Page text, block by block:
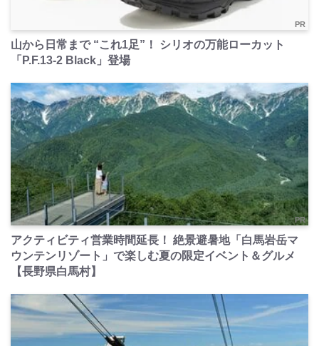
PR
山から日常まで “これ1足”！ シリオの万能ローカット
「P.F.13-2 Black」登場
PR
アクティビティ営業時間延長！ 絶景避暑地「白馬岩岳マ
ウンテンリゾート」で楽しむ夏の限定イベント＆グルメ
【長野県白馬村】